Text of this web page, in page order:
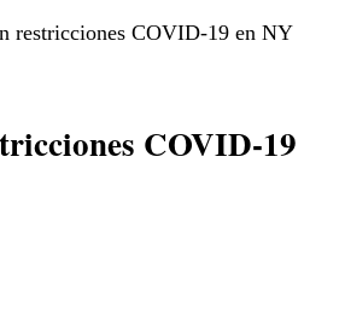
restricciones COVID-19 en NY
COVID-19